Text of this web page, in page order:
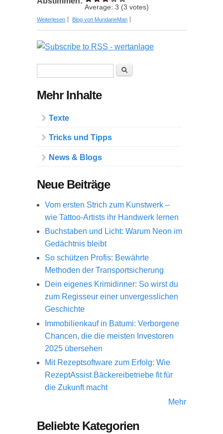
Average: 3 (3 votes)
Weiterlesen über Schmuck aus zweiter Hand – nachhaltig,
Blog von MundaneMan
Suche
Mehr Inhalte
Texte
Tricks und Tipps
News & Blogs
Neue Beiträge
Vom ersten Strich zum Kunstwerk –
wie Tattoo-Artists ihr Handwerk lernen
Buchstaben und Licht: Warum Neon im
Gedächtnis bleibt
So schützen Profis: Bewährte
Methoden der Transportsicherung
Dein eigenes Krimidinner: So wirst du
zum Regisseur einer unvergesslichen
Geschichte
Immobilienkauf in Batumi: Verborgene
Chancen, die die meisten Investoren
2025 übersehen
Mit Rezeptsoftware zum Erfolg: Wie
RezeptAssist Bäckereibetriebe fit für
die Zukunft macht
Mehr
Beliebte Kategorien